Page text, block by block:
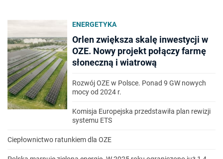
ENERGETYKA
Orlen zwiększa skalę inwestycji w
OZE. Nowy projekt połączy farmę
słoneczną i wiatrową
Rozwój OZE w Polsce. Ponad 9 GW nowych
mocy od 2024 r.
Komisja Europejska przedstawiła plan rewizji
systemu ETS
Ciepłownictwo ratunkiem dla OZE